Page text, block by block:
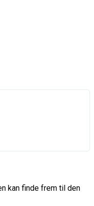
kan finde frem til den